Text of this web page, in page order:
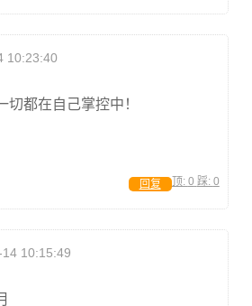
10:23:40
切都在自己掌控中！
顶: 0 踩: 0
回复
10:15:49